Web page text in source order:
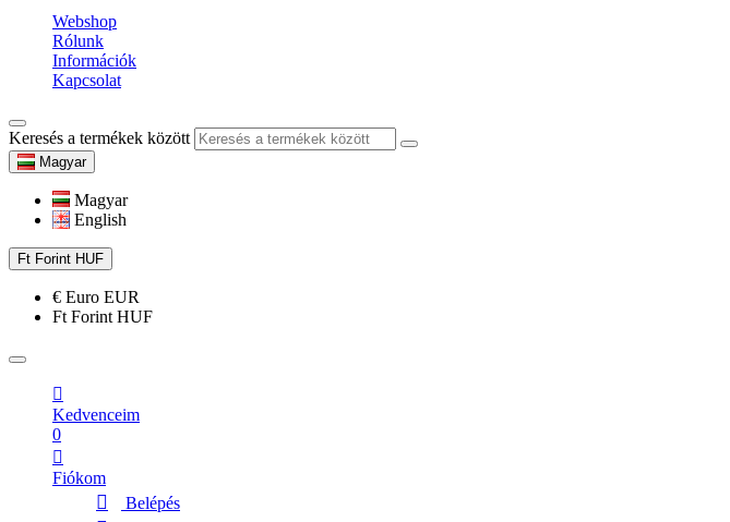
Webshop
Rólunk
Információk
Kapcsolat
Keresés a termékek között
Magyar
Magyar
English
Ft Forint HUF
€ Euro EUR
Ft Forint HUF
Kedvenceim
0
Fiókom
Belépés